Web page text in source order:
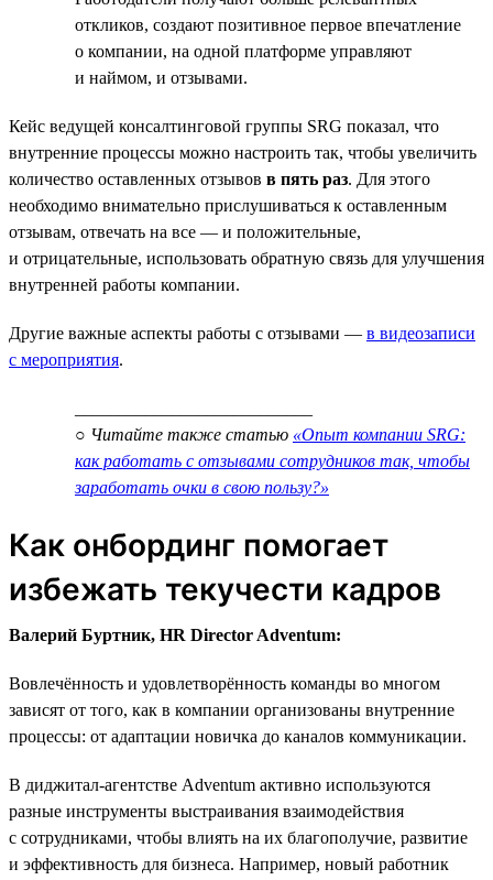
откликов, создают позитивное первое впечатление
о компании, на одной платформе управляют
и наймом, и отзывами.
Кейс ведущей консалтинговой группы SRG показал, что
внутренние процессы можно настроить так, чтобы увеличить
количество оставленных отзывов в пять раз. Для этого
необходимо внимательно прислушиваться к оставленным
отзывам, отвечать на все — и положительные,
и отрицательные, использовать обратную связь для улучшения
внутренней работы компании.
Другие важные аспекты работы с отзывами — в видеозаписи
с мероприятия.
○ Читайте также статью «Опыт компании SRG:
как работать с отзывами сотрудников так, чтобы
заработать очки в свою пользу?»
Как онбординг помогает
избежать текучести кадров
Валерий Буртник, HR Director Adventum:
Вовлечённость и удовлетворённость команды во многом
зависят от того, как в компании организованы внутренние
процессы: от адаптации новичка до каналов коммуникации.
В диджитал-агентстве Adventum активно используются
разные инструменты выстраивания взаимодействия
с сотрудниками, чтобы влиять на их благополучие, развитие
и эффективность для бизнеса. Например, новый работник